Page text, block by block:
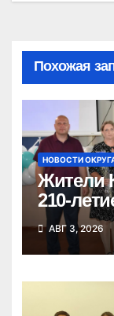
Похожая
НОВОСТИ
Жители
210-
села
АВГ 3, 2026